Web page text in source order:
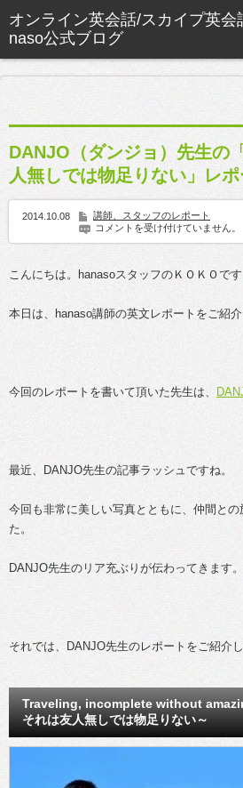
DANJO（ダンジョ）先生の
人無しでは物足りない」レポ
2014.10.08
講師、スタッフのレポート
コメントを受け付けていません。
こんにちは。hanasoスタッフのＫＯＫＯです
本日は、hanaso講師の英文レポートをご紹介
今回のレポートを書いて頂いた先生は、
最近、DANJO先生の記事ラッシュですね。
今回も非常に美しい写真とともに、仲間と
た。
DANJO先生のリア充ぶりが伝わってきます。
それでは、DANJO先生のレポートをご紹介し
Traveling, incomplete without
それは友人無しでは物足りない～